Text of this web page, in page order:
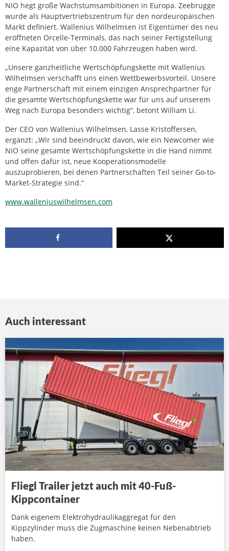
NIO hegt große Wachstumsambitionen in Europa. Zeebrugge
wurde als Hauptvertriebszentrum für den nordeuropäischen
Markt definiert. Wallenius Wilhelmsen ist Eigentümer des neu
eröffneten Orcelle-Terminals, das nach seiner Fertigstellung
eine Kapazität von über 10.000 Fahrzeugen haben wird.
„Unsere ganzheitliche Wertschöpfungskette mit Wallenius
Wilhelmsen verschafft uns einen Wettbewerbsvorteil. Unsere
enge Partnerschaft mit einem einzigen Ansprechpartner für
die gesamte Wertschöpfungskette war für uns auf unserem
Weg nach Europa besonders wichtig“, betont William Li.
Der CEO von Wallenius Wilhelmsen, Lasse Kristoffersen,
ergänzt: „Wir sind beeindruckt davon, wie ein Newcomer wie
NIO seine gesamte Wertschöpfungskette in die Hand nimmt
und offen dafür ist, neue Kooperationsmodelle
auszuprobieren, bei denen Partnerschaften Teil seiner Go-to-
Market-Strategie sind.“
www.walleniuswilhelmsen.com
Auch interessant
Fliegl Trailer jetzt auch mit 40-Fuß-
Kippcontainer
Dank eigenem Elektrohydraulikaggregat für den
Kippzylinder muss die Zugmaschine keinen Nebenabtrieb
haben.